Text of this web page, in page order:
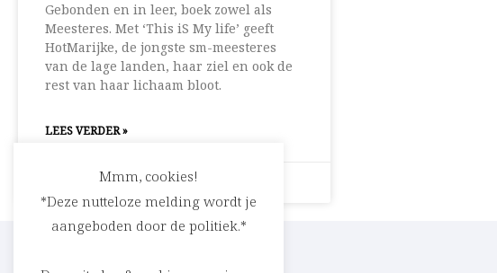
Gebonden en in leer, boek zowel als
Meesteres. Met ‘This iS My life’ geeft
HotMarijke, de jongste sm-meesteres
van de lage landen, haar ziel en ook de
rest van haar lichaam bloot.
LEES VERDER »
30 september 2008 Geen reacties
Mmm, cookies!
*Deze nutteloze melding wordt je
aangeboden door de politiek.*